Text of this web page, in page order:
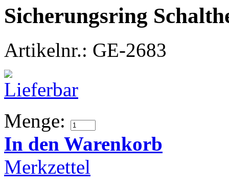
Sicherungsring
Artikelnr.: GE-2683
Menge:
In den Warenkorb
Merkzettel